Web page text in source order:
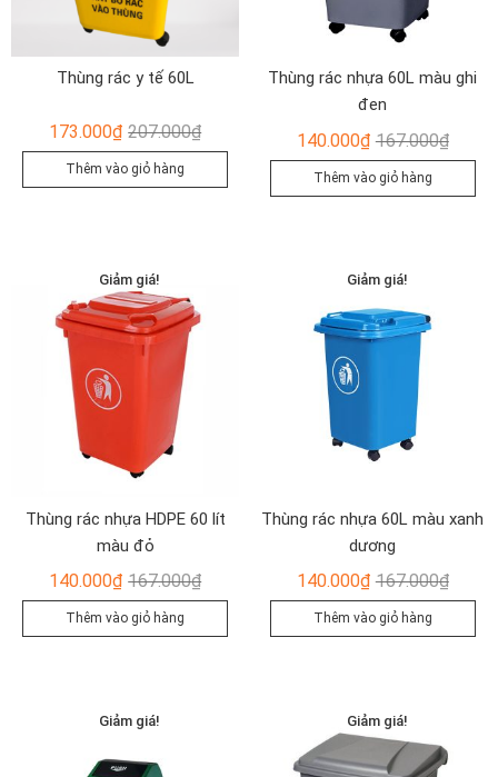
Thùng rác y tế 60L
207.000₫Giá
gốc
là:
173.000₫
Giá
hiện
tại
Thêm vào giỏ hàng
Thùng rác nhựa 60L màu ghi
đen
167.000₫Giá
gốc
là:
140.000₫
Giá
hiện
tại
Thêm vào giỏ hàng
Giảm giá!
Thùng rác nhựa HDPE 60 lít
màu đỏ
167.000₫Giá
gốc
là:
140.000₫
Giá
hiện
tại
Thêm vào giỏ hàng
Giảm giá!
Thùng rác nhựa 60L màu xanh
dương
167.000₫Giá
gốc
là:
140.000₫
Giá
hiện
tại
Thêm vào giỏ hàng
Giảm giá! Giảm giá!